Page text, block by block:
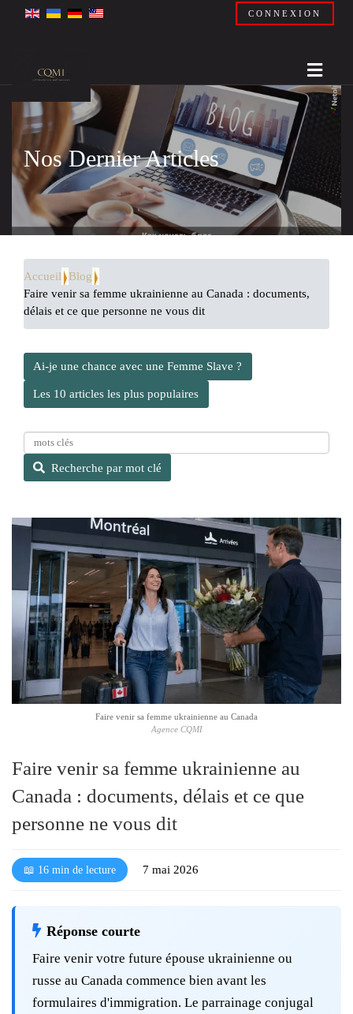
CONNEXION
Nos Dernier Articles
Accueil
Blog
Faire venir sa femme ukrainienne au Canada : documents,
délais et ce que personne ne vous dit
Ai-je une chance avec une Femme Slave ?
Les 10 articles les plus populaires
e
r
e
p
a
r
m
o
t
c
Recherche par mot clé
Faire venir sa femme ukrainienne au Canada
Agence CQMI
Faire venir sa femme ukrainienne au
Canada : documents, délais et ce que
personne ne vous dit
📖 16 min de lecture 7 mai 2026
Réponse courte
Faire venir votre future épouse ukrainienne ou
russe au Canada commence bien avant les
formulaires d'immigration. Le parrainage conjugal